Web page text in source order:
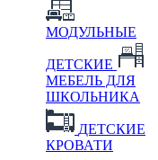
МОДУЛЬНЫЕ
ДЕТСКИЕ
МЕБЕЛЬ ДЛЯ
ШКОЛЬНИКА
ДЕТСКИЕ
КРОВАТИ